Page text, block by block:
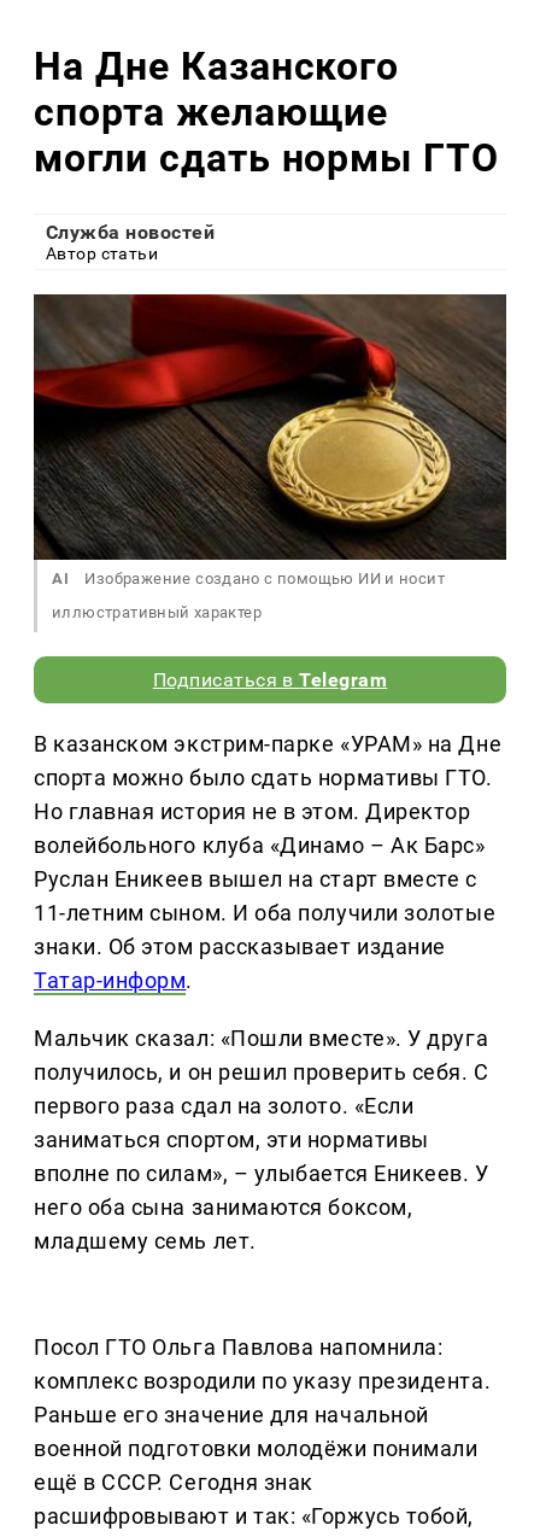
На Дне Казанского
спорта желающие
могли сдать нормы ГТО
Служба новостей
Автор статьи
AI
Изображение создано с помощью ИИ и носит
иллюстративный характер
Подписаться вTelegram
В казанском экстрим-парке «УРАМ» на Дне
спорта можно было сдать нормативы ГТО.
Но главная история не в этом. Директор
волейбольного клуба «Динамо – Ак Барс»
Руслан Еникеев вышел на старт вместе с
11-летним сыном. И оба получили золотые
знаки. Об этом рассказывает издание
Татар-информ.
Мальчик сказал: «Пошли вместе». У друга
получилось, и он решил проверить себя. С
первого раза сдал на золото. «Если
заниматься спортом, эти нормативы
вполне по силам», – улыбается Еникеев. У
него оба сына занимаются боксом,
младшему семь лет.
Посол ГТО Ольга Павлова напомнила:
комплекс возродили по указу президента.
Раньше его значение для начальной
военной подготовки молодёжи понимали
ещё в СССР. Сегодня знак
расшифровывают и так: «Горжусь тобой,